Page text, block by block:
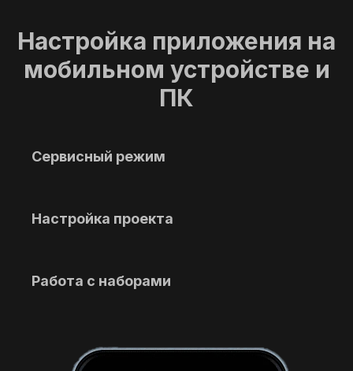
Настройка приложения на
мобильном устройстве и
ПК
Сервисный режим
Настройка проекта
Работа с наборами